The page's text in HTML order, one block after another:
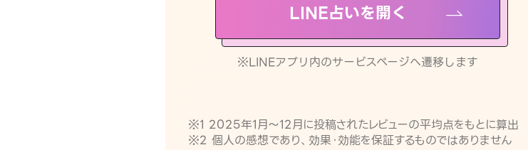
LINE占いを開く
※LINEアプリ内のサービスページへ遷移します
※1 2025年1月〜12月に投稿されたレビューの平均点をもとに算出
※2 個人の感想であり、効果・効能を保証するものではありません